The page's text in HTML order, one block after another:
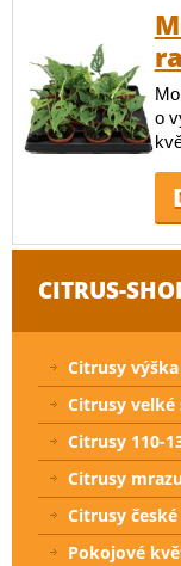
o
CITRUS-
Citrusy výška
Citrusy velké
Citrusy 110-
Citrusy
Citrusy české
Pokojové